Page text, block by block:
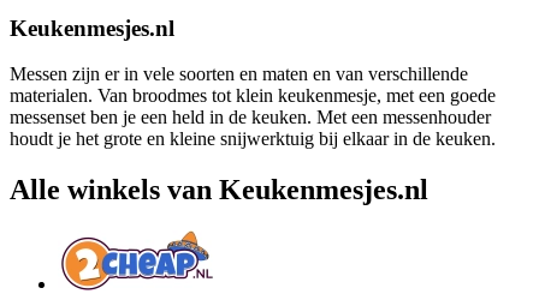
Keukenmesjes.nl
Messen zijn er in vele soorten en maten en van verschillende
materialen. Van broodmes tot klein keukenmesje, met een goede
messenset ben je een held in de keuken. Met een messenhouder
houdt je het grote en kleine snijwerktuig bij elkaar in de keuken.
Alle winkels van Keukenmesjes.nl